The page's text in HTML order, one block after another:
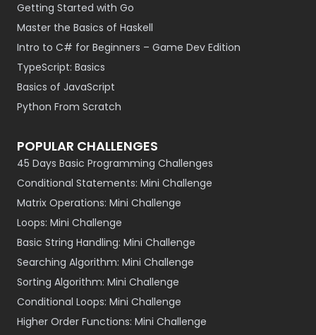
Getting Started with Go
Master the Basics of Haskell
Intro to C# for Beginners – Game Dev Edition
TypeScript: Basics
Basics of JavaScript
Python From Scratch
POPULAR CHALLENGES
45 Days Basic Programming Challenges
Conditional Statements: Mini Challenge
Matrix Operations: Mini Challenge
Loops: Mini Challenge
Basic String Handling: Mini Challenge
Searching Algorithm: Mini Challenge
Sorting Algorithm: Mini Challenge
Conditional Loops: Mini Challenge
Higher Order Functions: Mini Challenge